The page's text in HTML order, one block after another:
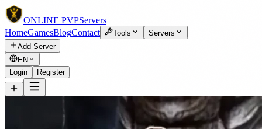
ONLINE PVPServers
HomeGamesBlogContact Tools
Servers
Add Server
EN
Login
Register